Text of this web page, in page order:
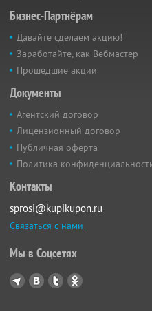
Бизнес-Партнёрам
Давайте сделаем акцию!
Заработайте, как Вебмастер
Прошедшие акции
Документы
Агентский договор
Лицензионный договор
Публичная оферта
Политика
Контакты
sprosi@kupikupon.ru
Связаться с нами
Мы в Соцсетях